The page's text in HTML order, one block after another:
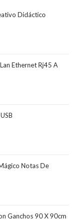
Didáctico
Ethernet Rj45 A
Notas De
Ganchos 90 X 90cm